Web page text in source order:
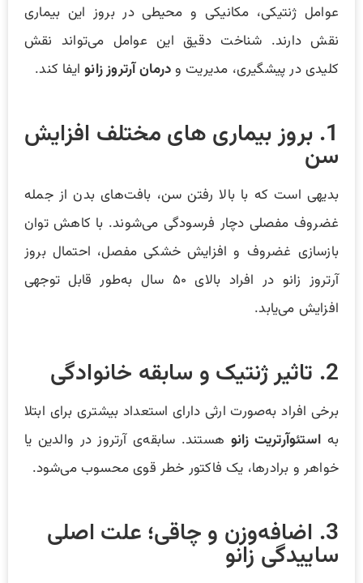
عوامل ژنتیکی، مکانیکی و محیطی در بروز این بیماری
نقش دارند. شناخت دقیق این عوامل می‌تواند نقش
کلیدی در پیشگیری، مدیریت ودرمان آرتروز زانوایفا کند.
1. بروز بیماری های مختلف افزایش
سن
بدیهی است که با بالا رفتن سن، بافت‌های بدن از جمله
غضروف مفصلی دچار فرسودگی می‌شوند. با کاهش توان
بازسازی غضروف و افزایش خشکی مفصل، احتمال بروز
آرتروز زانو در افراد بالای ۵۰ سال به‌طور قابل توجهی
افزایش می‌یابد.
2. تاثیر ژنتیک و سابقه خانوادگی
برخی افراد به‌صورت ارثی دارای استعداد بیشتری برای ابتلا
به استئوآرتریت زانو هستند. سابقه‌ی آرتروز در والدین یا
خواهر و برادرها، یک فاکتور خطر قوی محسوب می‌شود.
3. اضافه‌وزن و چاقی؛ علت اصلی
ساییدگی زانو